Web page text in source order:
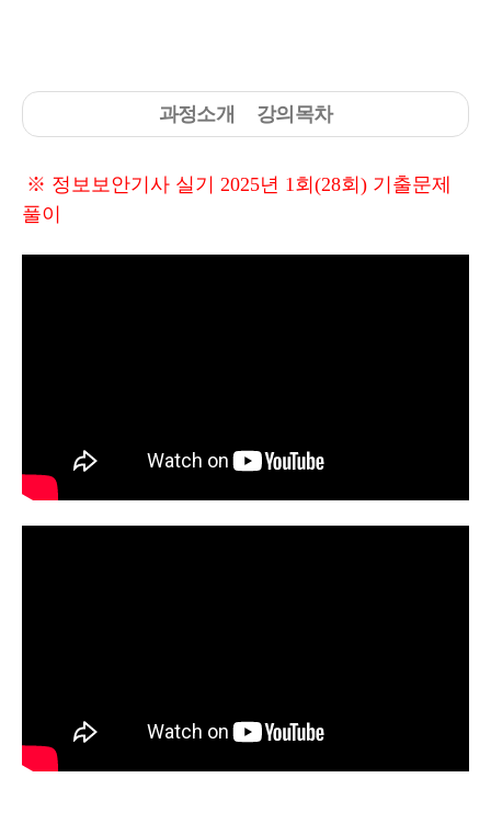
과정소개 강의목차
※ 정보보안기사 실기 2025년 1회(28회) 기출문제
풀이